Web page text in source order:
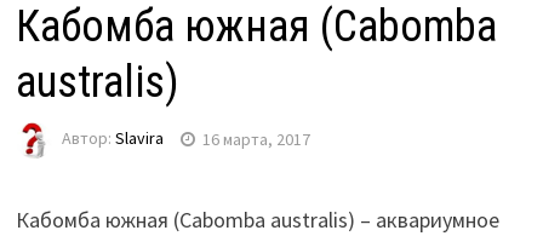
Кабомба южная (Cabomba
australis)
Автор: Slavira 16 марта, 2017
Кабомба южная (Cabomba australis) – аквариумное